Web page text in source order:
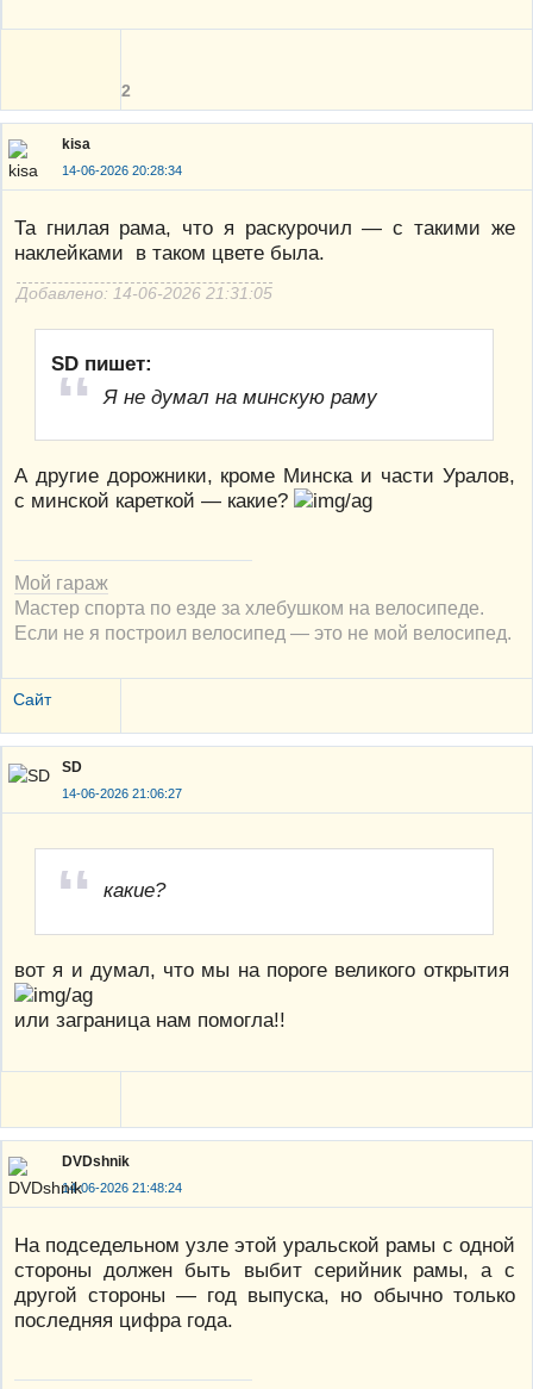
2
kisa
14-06-2026 20:28:34
Та гнилая рама, что я раскурочил — с такими же
наклейками в таком цвете была.
Добавлено: 14-06-2026 21:31:05
SD пишет:
Я не думал на минскую раму
А другие дорожники, кроме Минска и части Уралов,
с минской кареткой — какие?
Мой гараж
Мастер спорта по езде за хлебушком на велосипеде.
Если не я построил велосипед — это не мой велосипед.
Сайт
SD
14-06-2026 21:06:27
какие?
вот я и думал, что мы на пороге великого открытия
или заграница нам помогла!!
DVDshnik
14-06-2026 21:48:24
На подседельном узле этой уральской рамы с одной
стороны должен быть выбит серийник рамы, а с
другой стороны — год выпуска, но обычно только
последняя цифра года.